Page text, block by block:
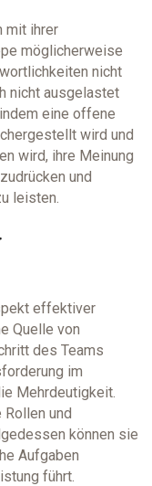
mit ihrer
möglicherweise
nicht
nicht ausgelastet
eine offene
wird und
wird, ihre Meinung
und
leisten.
effektiver
Quelle von
des Teams
im
Mehrdeutigkeit.
und
können sie
Aufgaben
führt.